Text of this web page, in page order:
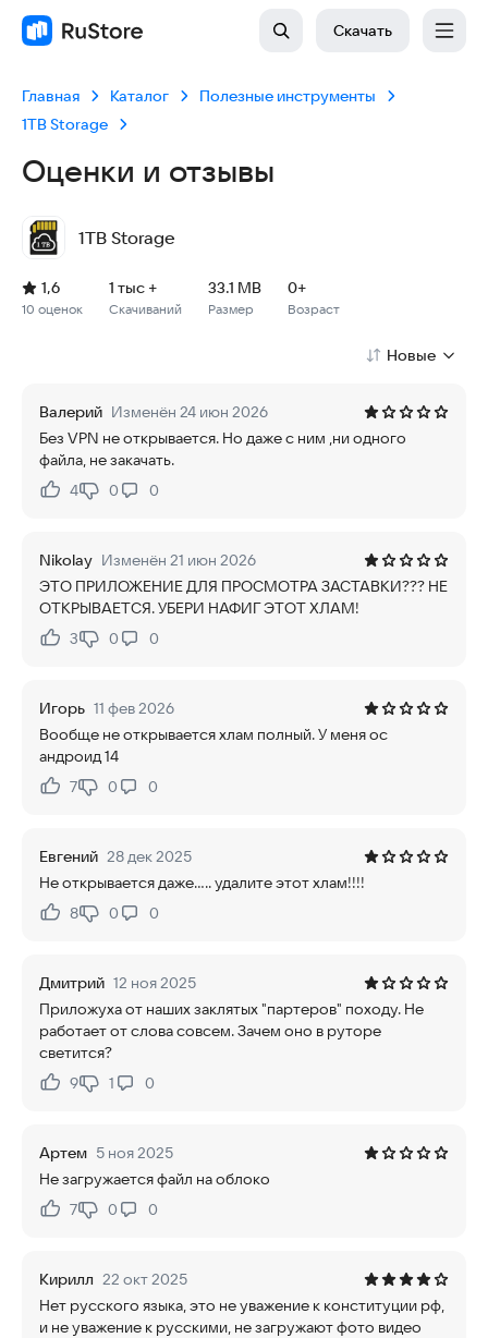
Скачать
Главная Каталог
Полезные инструменты
1TB Storage
Оценки и отзывы
1TB Storage
Рейтинг: 1,6, 10 оценок
Скачиваний: 1 тыс +
Размер файла: 33.1 MB
Возрастное ограничение: 33.1 MB
10 оценок
1,6
Скачиваний
1 тыс +
Размер
33.1 MB
Возраст
0+
Новые
Валерий Изменён 24 июн 2026
Без VPN не открывается. Но даже с ним ,ни одного
файла, не закачать.
Нравится:
4Не нравится:
0 0
Nikolay Изменён 21 июн 2026
ЭТО ПРИЛОЖЕНИЕ ДЛЯ ПРОСМОТРА ЗАСТАВКИ??? НЕ
ОТКРЫВАЕТСЯ. УБЕРИ НАФИГ ЭТОТ ХЛАМ!
Нравится:
3Не нравится:
0 0
Игорь 11 фев 2026
Вообще не открывается хлам полный. У меня ос
андроид 14
Нравится:
7Не нравится:
0 0
Евгений 28 дек 2025
Не открывается даже..... удалите этот хлам!!!!
Нравится:
8Не нравится:
0 0
Дмитрий 12 ноя 2025
Приложуха от наших заклятых "партеров" походу. Не
работает от слова совсем. Зачем оно в руторе
светится?
Нравится:
9Не нравится:
1 0
Артем 5 ноя 2025
Не загружается файл на облоко
Нравится:
7Не нравится:
0 0
Кирилл 22 окт 2025
Нет русского языка, это не уважение к конституции рф,
и не уважение к русскими, не загружают фото видео